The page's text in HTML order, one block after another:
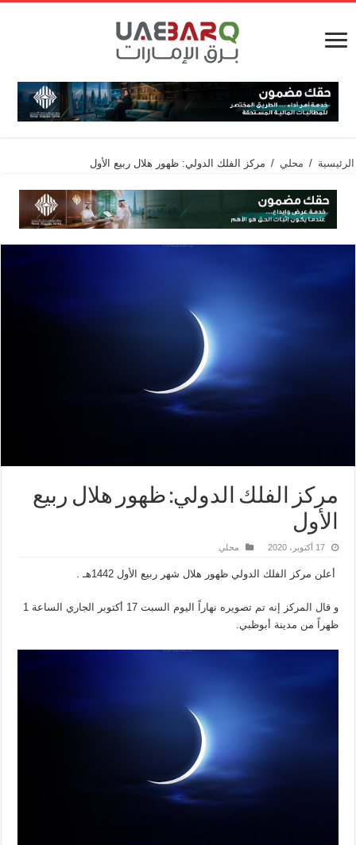
الرئيسية / محلي / مركز الفلك الدولي: ظهور هلال ربيع الأول
مركز الفلك الدولي: ظهور هلال ربيع
الأول
17 أكتوبر، 2020 محلي
أعلن مركز الفلك الدولي ظهور هلال شهر ربيع الأول 1442هـ .
و قال المركز إنه تم تصويره نهاراً اليوم السبت 17 أكتوبر الجاري الساعة 1
ظهراً من مدينة أبوظبي.